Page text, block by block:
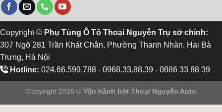
Copyright © Phụ Tùng Ô Tô Thoại Nguyễn Trụ sở chính:
307 Ngõ 281 Trần Khát Chân, Phường Thanh Nhàn, Hai Bà
Trưng, Hà Nội
Hotline: 024.66.599.788 - 0968.33.88.39 - 0886 33 88 39
Copyright 2026 © Vận hành bởi Thoại Nguyễn Auto